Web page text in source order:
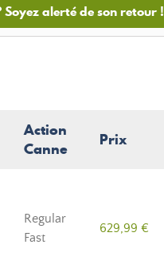
alerté de son retour !
Action
Canne
Prix
Regular
Fast
629,99 €